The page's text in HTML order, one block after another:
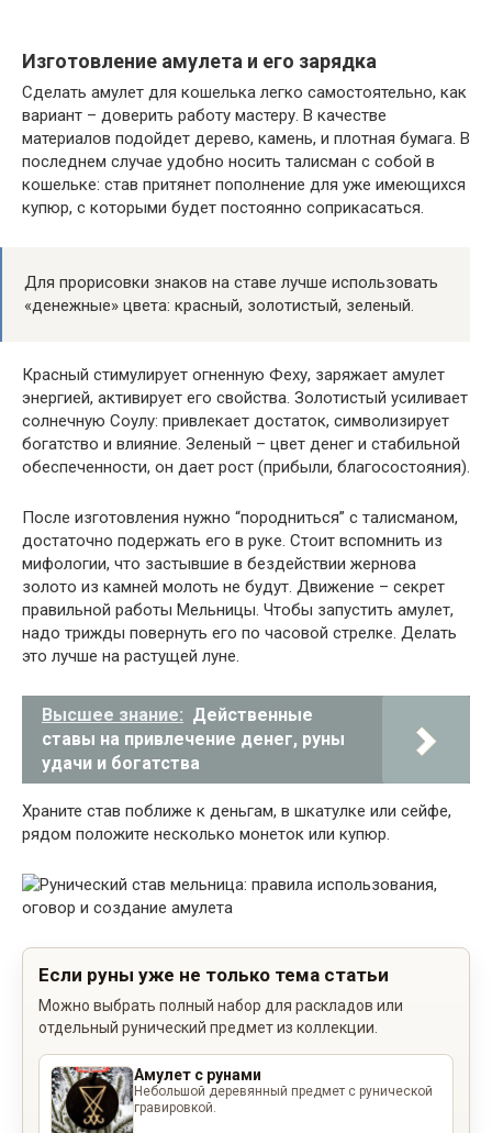
Изготовление амулета и его зарядка
Сделать амулет для кошелька легко самостоятельно, как
вариант – доверить работу мастеру. В качестве
материалов подойдет дерево, камень, и плотная бумага. В
последнем случае удобно носить талисман с собой в
кошельке: став притянет пополнение для уже имеющихся
купюр, с которыми будет постоянно соприкасаться.
Для прорисовки знаков на ставе лучше использовать
«денежные» цвета: красный, золотистый, зеленый.
Красный стимулирует огненную Феху, заряжает амулет
энергией, активирует его свойства. Золотистый усиливает
солнечную Соулу: привлекает достаток, символизирует
богатство и влияние. Зеленый – цвет денег и стабильной
обеспеченности, он дает рост (прибыли, благосостояния).
После изготовления нужно “породниться” с талисманом,
достаточно подержать его в руке. Стоит вспомнить из
мифологии, что застывшие в бездействии жернова
золото из камней молоть не будут. Движение – секрет
правильной работы Мельницы. Чтобы запустить амулет,
надо трижды повернуть его по часовой стрелке. Делать
это лучше на растущей луне.
Высшее знание: Действенные
ставы на привлечение денег, руны
удачи и богатства
Храните став поближе к деньгам, в шкатулке или сейфе,
рядом положите несколько монеток или купюр.
Если руны уже не только тема статьи
Можно выбрать полный набор для раскладов или
отдельный рунический предмет из коллекции.
Амулет с рунами
Небольшой деревянный предмет с рунической
гравировкой.